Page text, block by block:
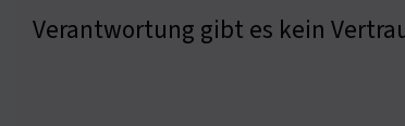
Verantwortung gibt es kein